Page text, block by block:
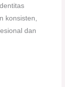
konsisten,
dan